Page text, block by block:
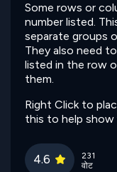
Some rows or
number listed.
separate groups
They also need
listed in the row
them.
Right Click to
this to help
4.6
231
वोट